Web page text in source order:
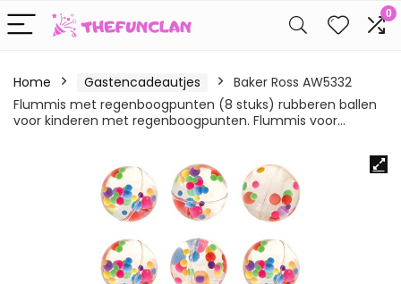
0
Home Gastencadeautjes
Baker Ross AW5332
Flummis met regenboogpunten (8 stuks) rubberen ballen
voor kinderen met regenboogpunten. Flummis voor…